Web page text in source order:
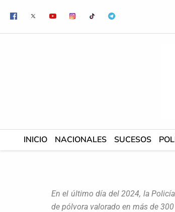
contenido
INICIO NACIONALES SUCESOS
En el último día del 2024, la
de pólvora valorado en más de